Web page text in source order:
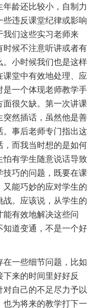
龄还比较小，自制力
违反课堂纪律或影响
我们这些实习老师来
候不注意听讲或者有
小时候我们也是这样
堂中有效地处理、应
一个体现老师教学手
很欠缺。第一次讲课
突然插话，虽然他是善
事后老师专门指出这
而我当时想的是如何
怕有学生随意说话导致
巧的问题，既要在课
能巧妙的应对学生的
。应该说，从学生的
有效地解决这些问
知道变通，不是一个好
一些细节问题，比如
来的时间里好好反
自己的不足尽力予以
为将来的教学打下一